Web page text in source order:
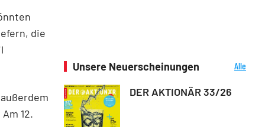
die
12.
Unsere Neuerscheinungen
Alle
DER AKTIONÄR 33/26